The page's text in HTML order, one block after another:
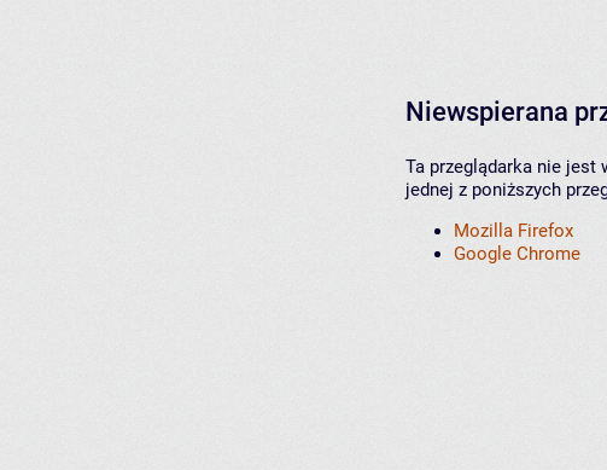
Niewspierana
Ta przeglądarka nie jest
jednej z poniższych
Mozilla Firefox
Google Chrome